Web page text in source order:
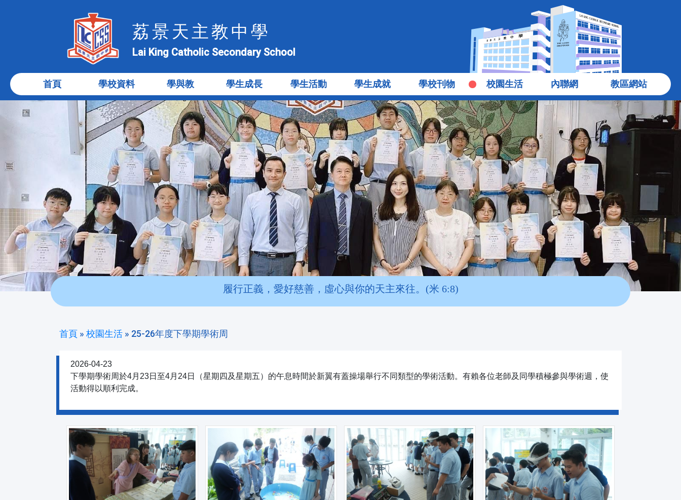
荔景天主教中學
Lai King Catholic Secondary School
首頁 學校資料 學與教 學生成長 學生活動 學生成就 學校刊物 校園生活 內聯網 教區網站
履行正義，愛好慈善，虛心與你的天主來往。(米 6:8)
首頁 » 校園生活 » 25-26年度下學期學術周
2026-04-23
下學期學術周於4月23日至4月24日（星期四及星期五）的午息時間於新翼有蓋操場舉行不同類型的學術活動。有賴各位老師及同學積極參與學術週，使
活動得以順利完成。